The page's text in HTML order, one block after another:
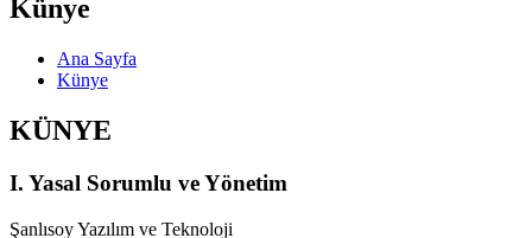
Künye
Ana Sayfa
Künye
KÜNYE
I. Yasal Sorumlu ve Yönetim
Şanlısoy Yazılım ve Teknoloji